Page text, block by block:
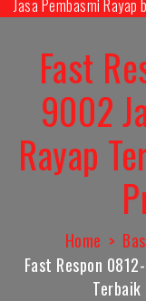
Skip
content
Jasa Pembasmi Rayap
Fast
9002
Rayap
Home
Fast Respon